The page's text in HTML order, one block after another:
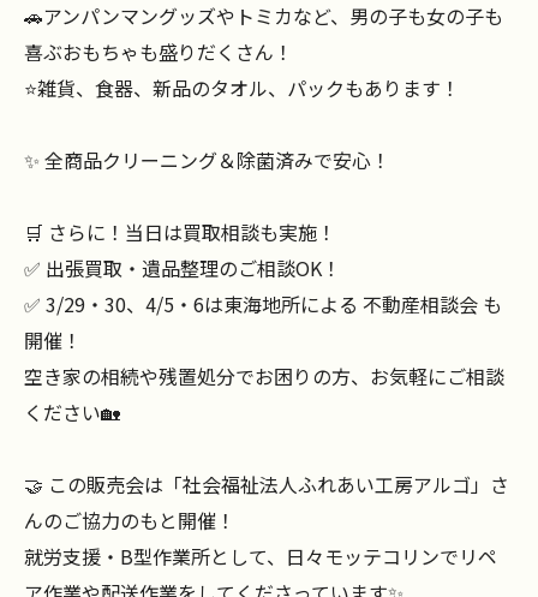
🚗アンパンマングッズやトミカなど、男の子も女の子も
喜ぶおもちゃも盛りだくさん！
⭐️雑貨、食器、新品のタオル、パックもあります！
✨ 全商品クリーニング＆除菌済みで安心！
🛒 さらに！当日は買取相談も実施！
✅ 出張買取・遺品整理のご相談OK！
✅ 3/29・30、4/5・6は東海地所による 不動産相談会 も
開催！
空き家の相続や残置処分でお困りの方、お気軽にご相談
ください🏡
🤝 この販売会は「社会福祉法人ふれあい工房アルゴ」さ
んのご協力のもと開催！
就労支援・B型作業所として、日々モッテコリンでリペ